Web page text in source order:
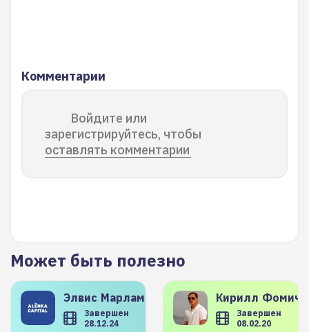
Комментарии
Войдите или
зарегистрируйтесь, чтобы
оставлять комментарии
Может быть полезно
Элвис Марламов
Завершен
28.12.24
Кирилл
Завершен
08.02.20